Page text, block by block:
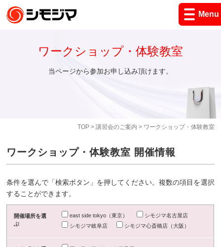
Menu
TOP> 講習会のご案内 > ワークショップ・体験教室
ワークショップ・体験教室
当ページから参加お申し込み頂けます。
ワークショップ・体験教室 開催情報
条件を選んで「検索ボタン」を押してください。複数の項目を選択
することができます。
開催場所を選
ぶ
east side tokyo（東京）
シモジマ名古屋店
シモジマ岐阜店
シモジマ心斎橋店（大阪）